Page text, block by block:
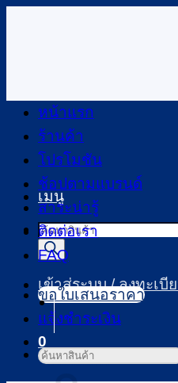
เมนู
Products
search
เข้าสู่ระบบ / ลงทะเบี
0
ตะกร้าสินค้า
หน้าแรก
ร้านค้า
โปรโมชัน
ช้อปตามแบรนด์
สาระน่ารู้
ติดต่อเรา
FAQ
ขอใบเสนอราคา
แจ้งชำระเงิน
ค้นหา: